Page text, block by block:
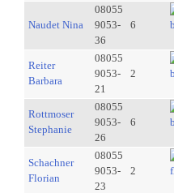
Naudet Nina
08055
9053-
36
6
Reiter
Barbara
08055
9053-
21
2
Rottmoser
Stephanie
08055
9053-
26
6
Schachner
Florian
08055
9053-
23
2